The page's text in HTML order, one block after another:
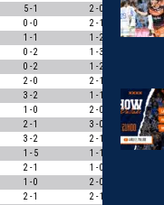
5 - 1 2 - 0
1
0 - 0 2 - 1
0
1 - 1 1 - 2
0
0 - 2 1 - 3
0 - 2 1 - 2
2 - 0 2 - 1
3 - 2 1 - 1
0
1 - 0 2 - 0
1
2 - 1 3 - 0
1
3 - 2 2 - 1
1
1 - 5 1 - 1
0
2 - 1 1 - 0
1 - 0 2 - 0
2 - 1 2 - 1